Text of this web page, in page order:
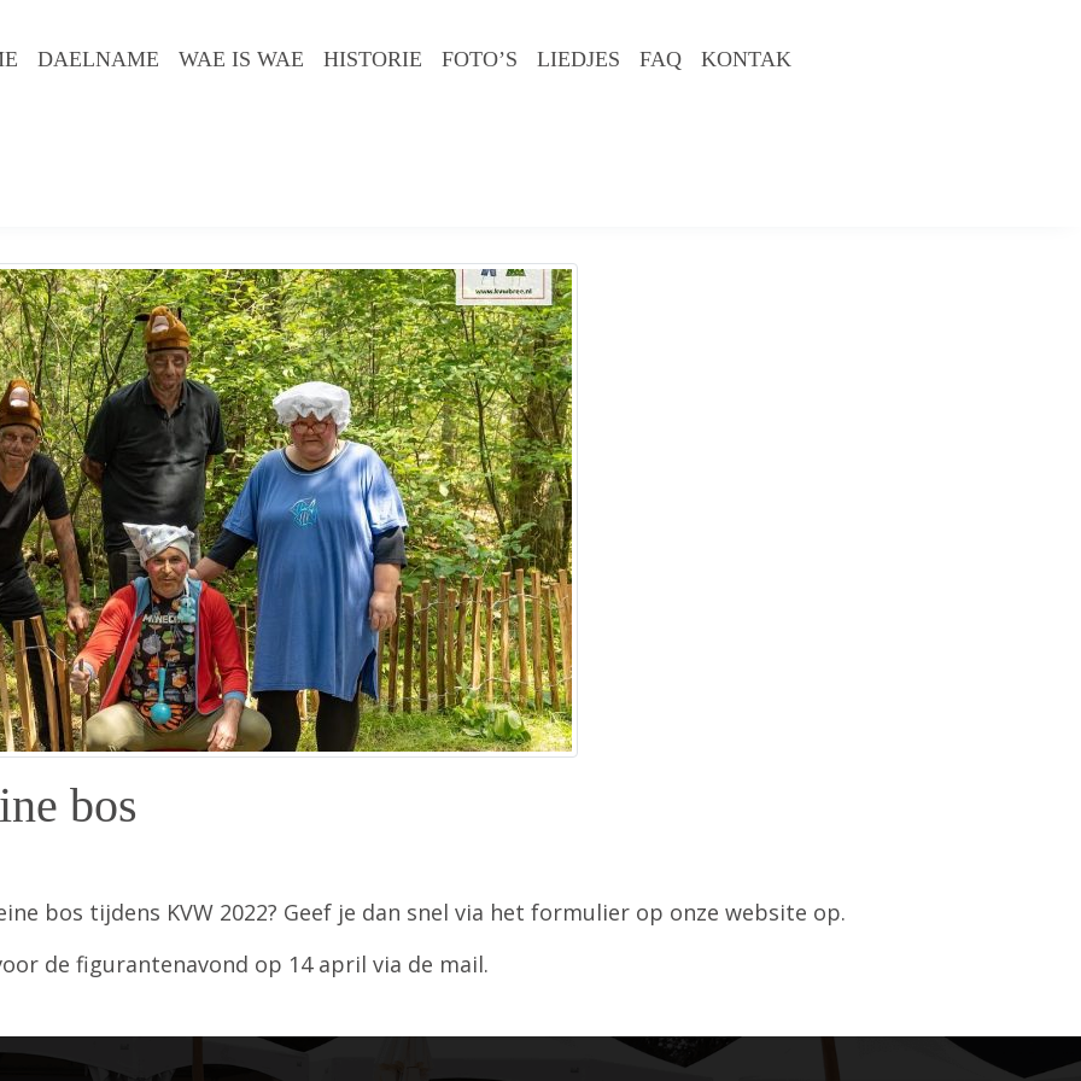
DAELNAME WAE IS WAE HISTORIE FOTO’S LIEDJES FAQ KONTAK
bos
bos tijdens KVW 2022? Geef je dan snel via het formulier op onze website op.
de figurantenavond op 14 april via de mail.